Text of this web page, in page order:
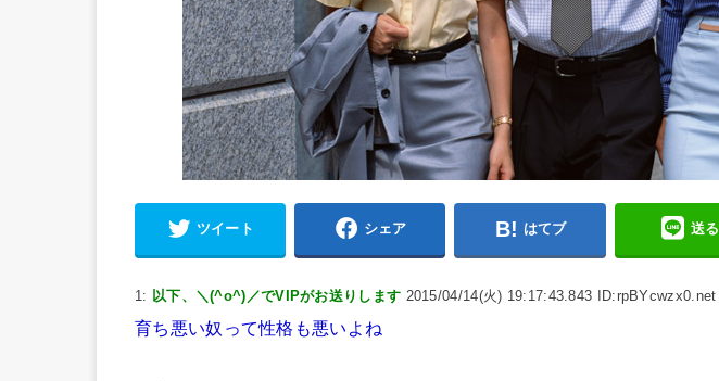
ツイート シェア はてブ 送る
1: 以下、＼(^o^)／でVIPがお送りします 2015/04/14(火) 19:17:43.843 ID:rpBYcwzx0.net
育ち悪い奴って性格も悪いよね